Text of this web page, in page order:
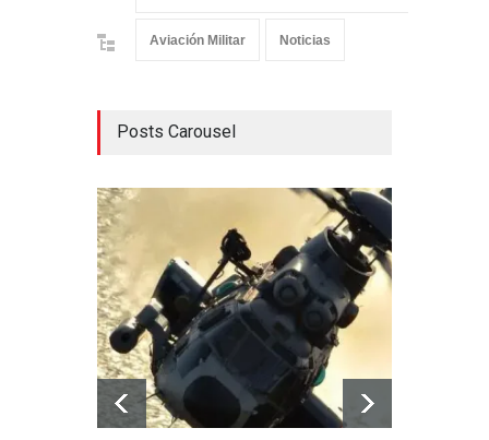
Aviación Militar Noticias
Posts Carousel